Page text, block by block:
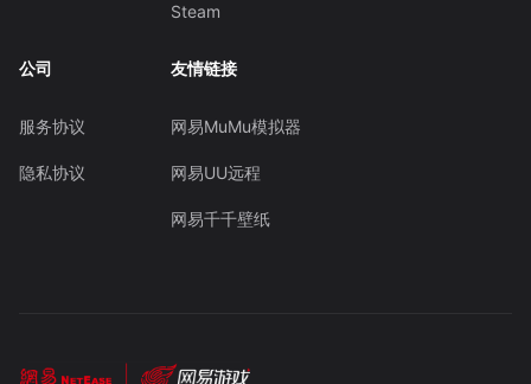
Steam
公司
服务协议
隐私协议
友情链接
网易MuMu模拟器
网易UU远程
网易千千壁纸